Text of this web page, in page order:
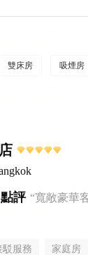
雙床房 吸煙房
評 “寬敞豪華
駁服務 家庭房